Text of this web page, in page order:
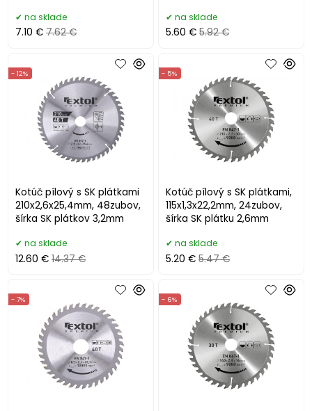
na sklade
7.10 € 7.62 €
na sklade
5.60 € 5.92 €
Kotúč pílový s SK plátkami
210x2,6x25,4mm, 48zubov,
šírka SK plátkov 3,2mm
- 12%
na sklade
12.60 € 14.37 €
Kotúč pílový s SK plátkami,
115x1,3x22,2mm, 24zubov,
šírka SK plátku 2,6mm
- 5%
na sklade
5.20 € 5.47 €
- 7% - 6%